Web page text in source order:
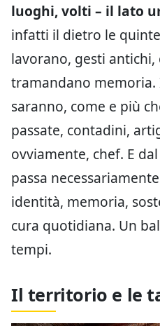
luoghi, volti – il lato
infatti il dietro le
lavorano, gesti antichi,
tramandano
saranno, come e più
passate, contadini,
ovviamente, chef. E
passa
identità, memoria,
cura quotidiana. Un
tempi.
Il territorio e le